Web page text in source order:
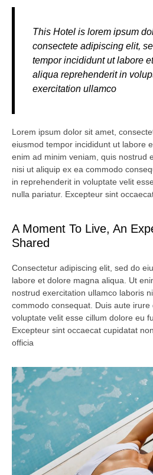
This Hotel is lorem ipsum
consectete adipiscing elit,
tempor incididunt ut labore
aliqua reprehenderit in
exercitation ullamco
Lorem ipsum dolor sit amet,
eiusmod tempor incididunt ut labore
enim ad minim veniam, quis nostrud
nisi ut aliquip ex ea commodo
in reprehenderit in voluptate velit
nulla pariatur. Excepteur sint
A Moment To Live, An
Shared
Consectetur adipiscing elit, sed do
labore et dolore magna aliqua. Ut
nostrud exercitation ullamco laboris
commodo consequat. Duis aute
voluptate velit esse cillum dolore eu
Excepteur sint occaecat cupidatat
officia